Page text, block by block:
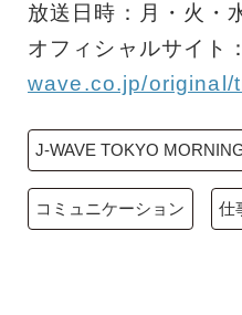
放送日時：月・火・
オフィシャルサイト：
wave.co.jp/original/
J-WAVE TOKYO
コミュニケーション 仕